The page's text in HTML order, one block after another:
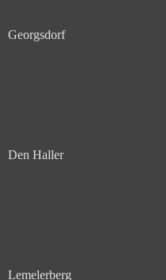
Georgsdorf
Den Haller
Lemelerberg